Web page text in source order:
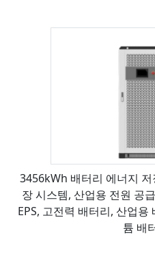
3456kWh 배터리 에너지
장 시스템, 산업용 전원 공
EPS, 고전력 배터리, 산업
튬 배